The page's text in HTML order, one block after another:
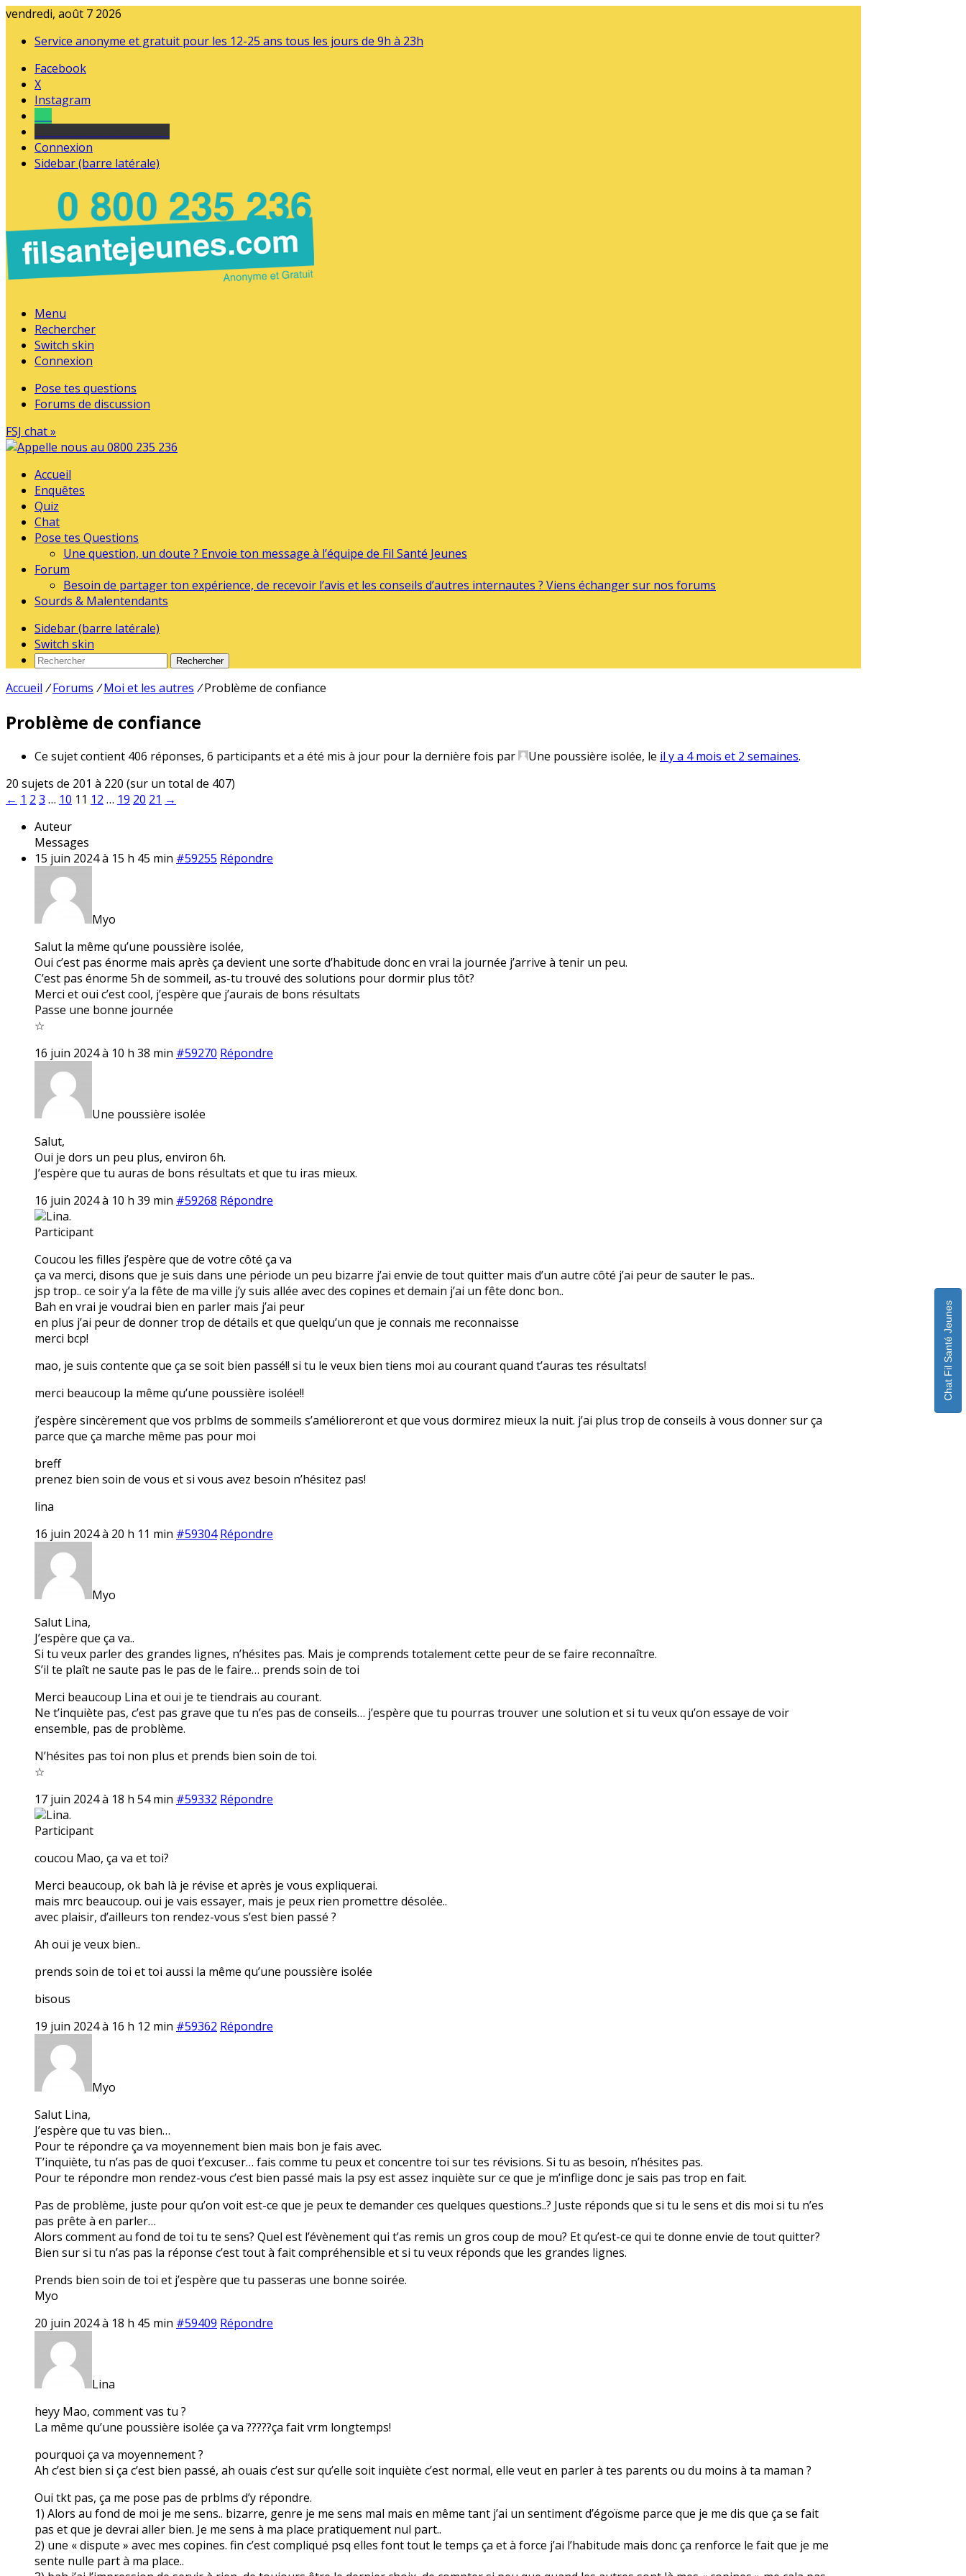
vendredi, août 7 2026
Service anonyme et gratuit pour les 12-25 ans tous les jours de 9h à 23h
Facebook
X
Instagram
Connexion
Sidebar (barre latérale)
Menu
Rechercher
Switch skin
Connexion
Pose tes questions
Forums de discussion
FSJ chat »
Accueil
Enquêtes
Quiz
Chat
Pose tes Questions
Une question, un doute ? Envoie ton message à l’équipe de Fil Santé Jeunes
Forum
Besoin de partager ton expérience, de recevoir l’avis et les conseils d’autres internautes ? Viens échanger sur nos forums
Sourds & Malentendants
Sidebar (barre latérale)
Switch skin
Rechercher
Accueil / Forums / Moi et les autres / Problème de confiance
Problème de confiance
Ce sujet contient 406 réponses, 6 participants et a été mis à jour pour la dernière fois par Une poussière isolée, le il y a 4 mois et 2 semaines.
20 sujets de 201 à 220 (sur un total de 407)
← 1 2 3 … 10 11 12 … 19 20 21 →
Auteur
Messages
15 juin 2024 à 15 h 45 min #59255 Répondre
Myo
Salut la même qu’une poussière isolée,
Oui c’est pas énorme mais après ça devient une sorte d’habitude donc en vrai la journée j’arrive à tenir un peu.
C’est pas énorme 5h de sommeil, as-tu trouvé des solutions pour dormir plus tôt?
Merci et oui c’est cool, j’espère que j’aurais de bons résultats
Passe une bonne journée
☆
16 juin 2024 à 10 h 38 min #59270 Répondre
Une poussière isolée
Salut,
Oui je dors un peu plus, environ 6h.
J’espère que tu auras de bons résultats et que tu iras mieux.
16 juin 2024 à 10 h 39 min #59268 Répondre
Lina.
Participant
Coucou les filles j’espère que de votre côté ça va
ça va merci, disons que je suis dans une période un peu bizarre j’ai envie de tout quitter mais d’un autre côté j’ai peur de sauter le pas..
jsp trop.. ce soir y’a la fête de ma ville j’y suis allée avec des copines et demain j’ai un fête donc bon..
Bah en vrai je voudrai bien en parler mais j’ai peur
en plus j’ai peur de donner trop de détails et que quelqu’un que je connais me reconnaisse
merci bcp!
mao, je suis contente que ça se soit bien passé!! si tu le veux bien tiens moi au courant quand t’auras tes résultats!
merci beaucoup la même qu’une poussière isolée!!
j’espère sincèrement que vos prblms de sommeils s’amélioreront et que vous dormirez mieux la nuit. j’ai plus trop de conseils à vous donner sur ça
parce que ça marche même pas pour moi
breff
prenez bien soin de vous et si vous avez besoin n’hésitez pas!
lina
16 juin 2024 à 20 h 11 min #59304 Répondre
Myo
Salut Lina,
J’espère que ça va..
Si tu veux parler des grandes lignes, n’hésites pas. Mais je comprends totalement cette peur de se faire reconnaître.
S’il te plaît ne saute pas le pas de le faire… prends soin de toi
Merci beaucoup Lina et oui je te tiendrais au courant.
Ne t’inquiète pas, c’est pas grave que tu n’es pas de conseils… j’espère que tu pourras trouver une solution et si tu veux qu’on essaye de voir
ensemble, pas de problème.
N’hésites pas toi non plus et prends bien soin de toi.
☆
17 juin 2024 à 18 h 54 min #59332 Répondre
Lina.
Participant
coucou Mao, ça va et toi?
Merci beaucoup, ok bah là je révise et après je vous expliquerai.
mais mrc beaucoup. oui je vais essayer, mais je peux rien promettre désolée..
avec plaisir, d’ailleurs ton rendez-vous s’est bien passé ?
Ah oui je veux bien..
prends soin de toi et toi aussi la même qu’une poussière isolée
bisous
19 juin 2024 à 16 h 12 min #59362 Répondre
Myo
Salut Lina,
J’espère que tu vas bien…
Pour te répondre ça va moyennement bien mais bon je fais avec.
T’inquiète, tu n’as pas de quoi t’excuser… fais comme tu peux et concentre toi sur tes révisions. Si tu as besoin, n’hésites pas.
Pour te répondre mon rendez-vous c’est bien passé mais la psy est assez inquiète sur ce que je m’inflige donc je sais pas trop en fait.
Pas de problème, juste pour qu’on voit est-ce que je peux te demander ces quelques questions..? Juste réponds que si tu le sens et dis moi si tu n’es
pas prête à en parler…
Alors comment au fond de toi tu te sens? Quel est l’évènement qui t’as remis un gros coup de mou? Et qu’est-ce qui te donne envie de tout quitter?
Bien sur si tu n’as pas la réponse c’est tout à fait compréhensible et si tu veux réponds que les grandes lignes.
Prends bien soin de toi et j’espère que tu passeras une bonne soirée.
Myo
20 juin 2024 à 18 h 45 min #59409 Répondre
Lina
heyy Mao, comment vas tu ?
La même qu’une poussière isolée ça va ?????ça fait vrm longtemps!
pourquoi ça va moyennement ?
Ah c’est bien si ça c’est bien passé, ah ouais c’est sur qu’elle soit inquiète c’est normal, elle veut en parler à tes parents ou du moins à ta maman ?
Oui tkt pas, ça me pose pas de prblms d’y répondre.
1) Alors au fond de moi je me sens.. bizarre, genre je me sens mal mais en même tant j’ai un sentiment d’égoïsme parce que je me dis que ça se fait
pas et que je devrai aller bien. Je me sens à ma place pratiquement nul part..
2) une « dispute » avec mes copines. fin c’est compliqué psq elles font tout le temps ça et à force j’ai l’habitude mais donc ça renforce le fait que je me
sente nulle part à ma place..
Chat Fil Santé Jeunes